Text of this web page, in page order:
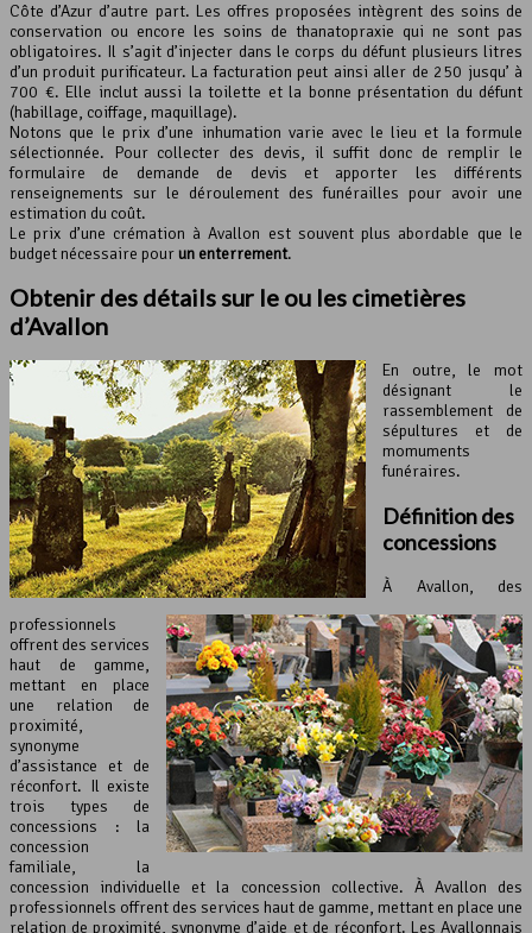
Côte d’Azur d’autre part. Les offres proposées intègrent des soins de
conservation ou encore les soins de thanatopraxie qui ne sont pas
obligatoires. Il s’agit d’injecter dans le corps du défunt plusieurs litres
d’un produit purificateur. La facturation peut ainsi aller de 250 jusqu’ à
700 €. Elle inclut aussi la toilette et la bonne présentation du défunt
(habillage, coiffage, maquillage).
Notons que le prix d’une inhumation varie avec le lieu et la formule
sélectionnée. Pour collecter des devis, il suffit donc de remplir le
formulaire de demande de devis et apporter les différents
renseignements sur le déroulement des funérailles pour avoir une
estimation du coût.
Le prix d’une crémation à Avallon est souvent plus abordable que le
budget nécessaire pourun enterrement.
Obtenir des détails sur le ou les cimetières
d’Avallon
En outre, le mot
désignant le
rassemblement de
sépultures et de
momuments
funéraires.
Définition des
concessions
À Avallon, des
professionnels
offrent des services
haut de gamme,
mettant en place
une relation de
proximité,
synonyme
d’assistance et de
réconfort. Il existe
trois types de
concessions : la
concession
familiale, la
concession individuelle et la concession collective. À Avallon des
professionnels offrent des services haut de gamme, mettant en place une
relation de proximité, synonyme d’aide et de réconfort. Les Avallonnais